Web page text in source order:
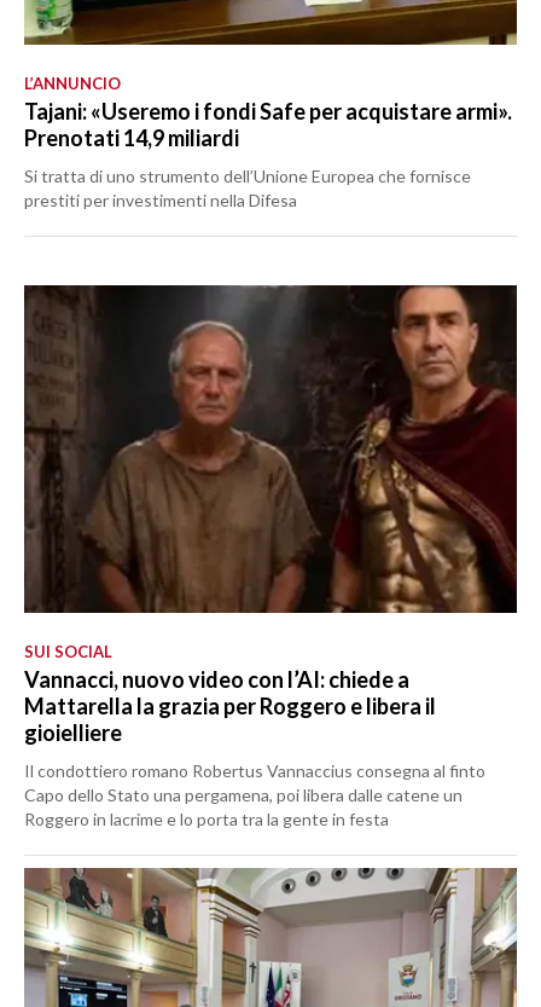
L’ANNUNCIO
Tajani: «Useremo i fondi Safe per acquistare armi».
Prenotati 14,9 miliardi
Si tratta di uno strumento dell’Unione Europea che fornisce
prestiti per investimenti nella Difesa
SUI SOCIAL
Vannacci, nuovo video con l’AI: chiede a
Mattarella la grazia per Roggero e libera il
gioielliere
Il condottiero romano Robertus Vannaccius consegna al finto
Capo dello Stato una pergamena, poi libera dalle catene un
Roggero in lacrime e lo porta tra la gente in festa